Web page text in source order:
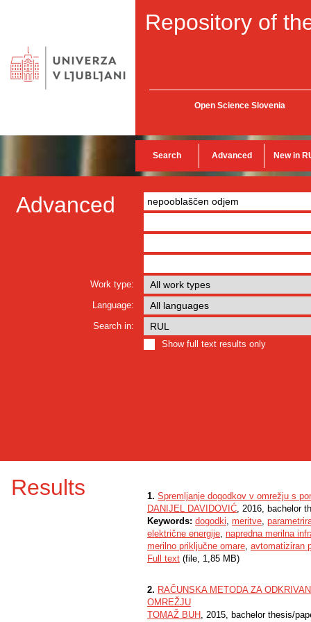
Repository of
Open Science Slovenia
Search Advanced New in
Advanced
Work type:
Language:
Search in:
Show full text results only
Results 1. Spremljanje dogodkov v omrežju s
DANIJEL DAVIDOVIĆ, 2016, bachelor
Keywords: dogodki, meritve,
električne energije, napredna merilna
merilno priključne omare, avtomatiziran
Full text (file, 1,85 MB)
2. RAČUNSKA METODA ZA
OMREŽJU
TOMAŽ BUH , 2015, bachelor thesis/